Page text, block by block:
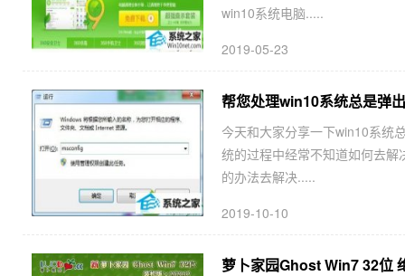
win10系统电脑.....
2019-05-23
帮您处理win10系统总是弹
今天和大家分享一下win10系统
统的过程中经常不知道如何去
的办法去解决.....
2019-10-10
萝卜家园Ghost Win7 32位